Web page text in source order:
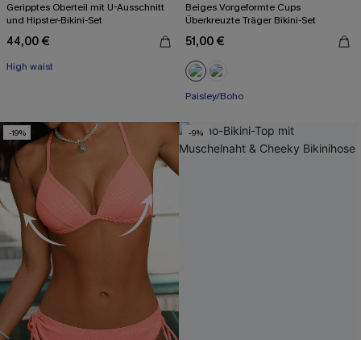
Geripptes Oberteil mit U-Ausschnitt
und Hipster-Bikini-Set
44,00 €
Mit Gratis-Maßband
High waist
Beiges Vorgeformte Cups
Überkreuzte Träger Bikini-Set
51,00 €
Paisley/Boho
-19% -9%